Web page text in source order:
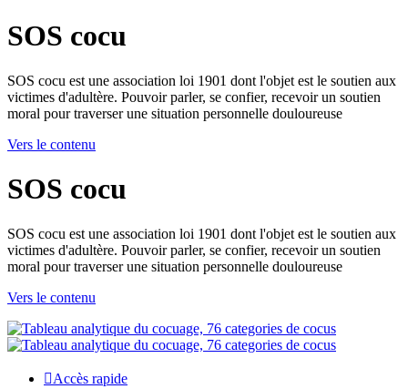
SOS cocu
SOS cocu est une association loi 1901 dont l'objet est le soutien aux
victimes d'adultère. Pouvoir parler, se confier, recevoir un soutien
moral pour traverser une situation personnelle douloureuse
Vers le contenu
SOS cocu
SOS cocu est une association loi 1901 dont l'objet est le soutien aux
victimes d'adultère. Pouvoir parler, se confier, recevoir un soutien
moral pour traverser une situation personnelle douloureuse
Vers le contenu
Accès rapide